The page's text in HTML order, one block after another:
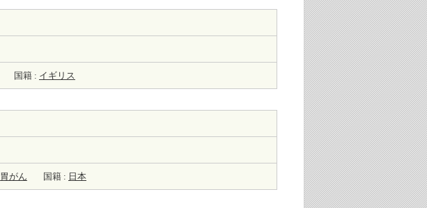
国籍 : イギリス
胃がん 国籍 : 日本